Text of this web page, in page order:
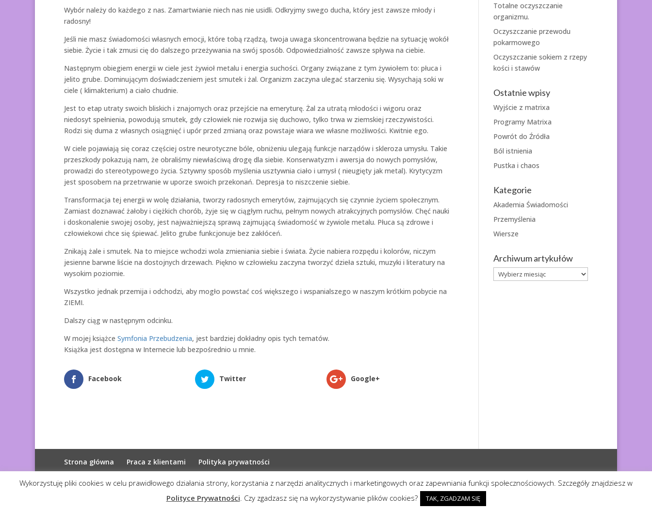
Wybór należy do każdego z nas. Zamartwianie niech nas nie usidli. Odkryjmy swego ducha, który jest zawsze młody i
radosny!
Jeśli nie masz świadomości własnych emocji, które tobą rządzą, twoja uwaga skoncentrowana będzie na sytuację wokół
siebie. Życie i tak zmusi cię do dalszego przeżywania na swój sposób. Odpowiedzialność zawsze spływa na ciebie.
Następnym obiegiem energii w ciele jest żywioł metalu i energia suchości. Organy związane z tym żywiołem to: płuca i
jelito grube. Dominującym doświadczeniem jest smutek i żal. Organizm zaczyna ulegać starzeniu się. Wysychają soki w
ciele ( klimakterium) a ciało chudnie.
Jest to etap utraty swoich bliskich i znajomych oraz przejście na emeryturę. Żal za utratą młodości i wigoru oraz
niedosyt spełnienia, powodują smutek, gdy człowiek nie rozwija się duchowo, tylko trwa w ziemskiej rzeczywistości.
Rodzi się duma z własnych osiągnięć i upór przed zmianą oraz powstaje wiara we własne możliwości. Kwitnie ego.
W ciele pojawiają się coraz częściej ostre neurotyczne bóle, obniżeniu ulegają funkcje narządów i skleroza umysłu. Takie
przeszkody pokazują nam, że obraliśmy niewłaściwą drogę dla siebie. Konserwatyzm i awersja do nowych pomysłów,
prowadzi do stereotypowego życia. Sztywny sposób myślenia usztywnia ciało i umysł ( nieugięty jak metal). Krytycyzm
jest sposobem na przetrwanie w uporze swoich przekonań. Depresja to niszczenie siebie.
Transformacja tej energii w wolę działania, tworzy radosnych emerytów, zajmujących się czynnie życiem społecznym.
Zamiast doznawać żałoby i ciężkich chorób, żyje się w ciągłym ruchu, pełnym nowych atrakcyjnych pomysłów. Chęć nauki
i doskonalenie swojej osoby, jest najważniejszą sprawą zajmującą świadomość w żywiole metalu. Płuca są zdrowe i
człowiekowi chce się śpiewać. Jelito grube funkcjonuje bez zakłóceń.
Znikają żale i smutek. Na to miejsce wchodzi wola zmieniania siebie i świata. Życie nabiera rozpędu i kolorów, niczym
jesienne barwne liście na dostojnych drzewach. Piękno w człowieku zaczyna tworzyć dzieła sztuki, muzyki i literatury na
wysokim poziomie.
Wszystko jednak przemija i odchodzi, aby mogło powstać coś większego i wspanialszego w naszym krótkim pobycie na
ZIEMI.
Dalszy ciąg w następnym odcinku.
W mojej książce Symfonia Przebudzenia, jest bardziej dokładny opis tych tematów.
Książka jest dostępna w Internecie lub bezpośrednio u mnie.
Facebook Twitter Google+
Totalne oczyszczanie
organizmu.
Oczyszczanie przewodu
pokarmowego
Oczyszczanie sokiem z rzepy
kości i stawów
Ostatnie wpisy
Wyjście z matrixa
Programy Matrixa
Powrót do Źródła
Ból istnienia
Pustka i chaos
Kategorie
Akademia Świadomości
Przemyślenia
Wiersze
Archiwum artykułów
Archiwum
artykułów
Strona główna Praca z klientami Polityka prywatności
© 2026Diagnoza Duszy| Kopiowanie zabronione
Serwis4U - Narzędzia dla eMarketera
Wykorzystuję pliki cookies w celu prawidłowego działania strony, korzystania z narzędzi analitycznych i marketingowych oraz zapewniania funkcji społecznościowych. Szczegóły znajdziesz w
Polityce Prywatności. Czy zgadzasz się na wykorzystywanie plików cookies? TAK, ZGADZAM SIĘ